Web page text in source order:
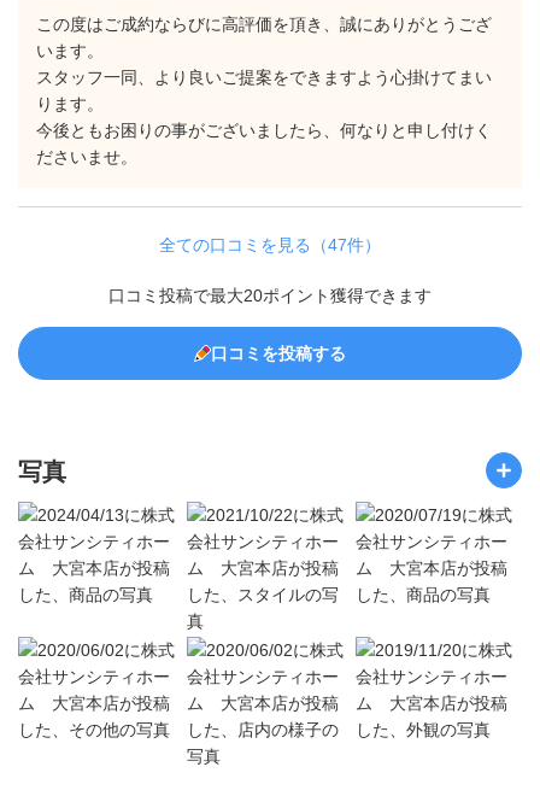
この度はご成約ならびに高評価を頂き、誠にありがとうござ
います。
スタッフ一同、より良いご提案をできますよう心掛けてまい
ります。
今後ともお困りの事がございましたら、何なりと申し付けく
ださいませ。
全ての口コミを見る（47件）
口コミ投稿で最大20ポイント獲得できます
口コミを投稿する
写真